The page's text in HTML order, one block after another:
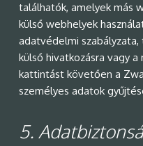
találhatók, amelyek más
külső webhelyek
adatvédelmi
külső hivatkozásra vagy
kattintást követően a
személyes adatok
5.